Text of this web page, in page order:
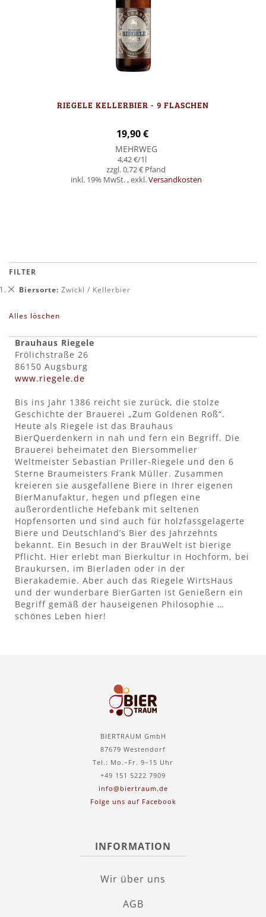
RIEGELE KELLERBIER - 9 FLASCHEN
19,90 €
MEHRWEG
4,42 €/1l
0,72 €
inkl. 19% MwSt. ,exkl.Versandkosten
FILTER
Biersorte Zwickl / Kellerbier
Dies
Alles löschen
Brauhaus Riegele
Frölichstraße 26
86150 Augsburg
www.riegele.de
Bis ins Jahr 1386 reicht sie zurück, die stolze
Geschichte der Brauerei „Zum Goldenen Roß“.
Heute als Riegele ist das Brauhaus
BierQuerdenkern in nah und fern ein Begriff. Die
Brauerei beheimatet den Biersommelier
Weltmeister Sebastian Priller-Riegele und den 6
Sterne Braumeisters Frank Müller. Zusammen
kreieren sie ausgefallene Biere in Ihrer eigenen
BierManufaktur, hegen und pflegen eine
außerordentliche Hefebank mit seltenen
Hopfensorten und sind auch für holzfassgelagerte
Biere und Deutschland’s Bier des Jahrzehnts
bekannt. Ein Besuch in der BrauWelt ist bierige
Pflicht. Hier erlebt man Bierkultur in Hochform, bei
Braukursen, im Bierladen oder in der
Bierakademie. Aber auch das Riegele WirtsHaus
und der wunderbare BierGarten ist Genießern ein
Begriff gemäß der hauseigenen Philosophie …
schönes Leben hier!
BIERTRAUM GmbH
87679 Westendorf
Tel.: Mo.–Fr. 9–15 Uhr
+49 151 5222 7909
info@biertraum.de
Folge uns auf Facebook
INFORMATION
Wir über uns
AGB